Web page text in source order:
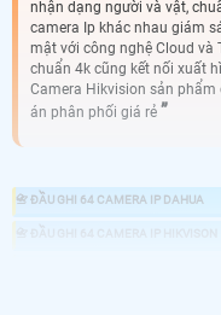
nhận dạng người và vật,
camera Ip khác nhau giám
mật với công nghệ Cloud và
chuẩn 4k cũng kết nối xuất
Camera Hikvision sản
án phân phối giá rẻ
📇 ĐẦU GHI 64 CAMERA IP DAHUA